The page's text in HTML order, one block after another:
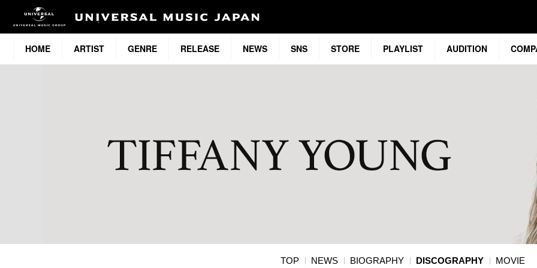
HOME ARTIST GENRE RELEASE NEWS SNS STORE PLAYLIST AUDITION
TOP NEWS BIOGRAPHY DISCOGRAPHY MOVIE